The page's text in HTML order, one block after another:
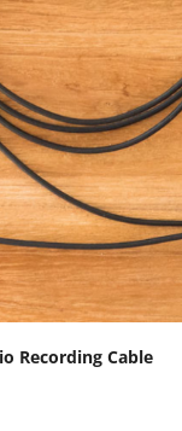
Recording Cable